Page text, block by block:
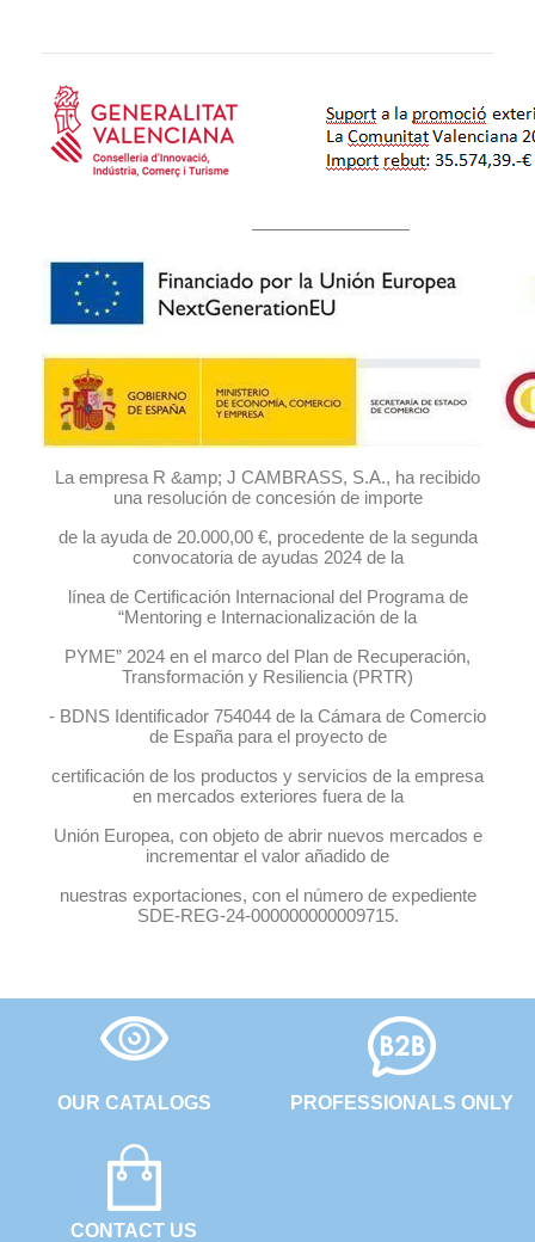
La empresa R &amp; J CAMBRASS, S.A., ha recibido
una resolución de concesión de importe
de la ayuda de 20.000,00 €, procedente de la segunda
convocatoria de ayudas 2024 de la
línea de Certificación Internacional del Programa de
“Mentoring e Internacionalización de la
PYME” 2024 en el marco del Plan de Recuperación,
Transformación y Resiliencia (PRTR)
- BDNS Identificador 754044 de la Cámara de Comercio
de España para el proyecto de
certificación de los productos y servicios de la empresa
en mercados exteriores fuera de la
Unión Europea, con objeto de abrir nuevos mercados e
incrementar el valor añadido de
nuestras exportaciones, con el número de expediente
SDE-REG-24-000000000009715.
OUR CATALOGS
CONTACT US
PROFESSIONALS ONLY